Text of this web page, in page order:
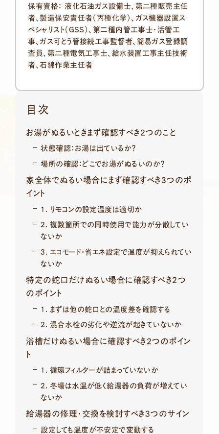
保有資格： 液化石油ガス設備士、第二種販売主任
者、製造保安責任者（丙種化学）、ガス機器設置ス
ペシャリスト（GSS）、第二種内管工事士・活管工
事、ガス可とう管接続工事監督者、簡易ガス登録調
査員、第二種電気工事士、給水装置工事主任技術
者、石綿作業主任者
目次
お湯がぬるいときまず確認すべき2つのこと
状態確認：お湯は出ているか？
場所の確認：どこでお湯がぬるいのか？
家全体でぬるい場合にまず確認すべき3つのポ
イント
1. リモコンの設定温度は適切か
2. 複数箇所での同時使用で能力が分散してい
ないか
3. エコモード・省エネ設定で温度が抑えられてい
ないか
特定の蛇口だけぬるい場合に確認すべき2つ
のポイント
1. まずは他の蛇口との温度差を確認する
2. 混合水栓の劣化や逆流が起きていないか
浴槽だけぬるい場合に確認すべき2つのポイン
ト
1. 循環フィルターが詰まっていないか
2. 冬場は水温が低く給湯器の負荷が増えてい
ないか
給湯器の修理・交換を検討すべき3つのサイン
設定しても温度が不安定で変動する